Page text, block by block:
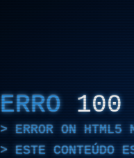
ERRO 100
ERROR ON HTML5
ESTE CONTEÚDO